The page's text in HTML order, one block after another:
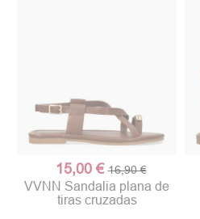
15,00 € 16,90 €
VVNN Sandalia plana de
tiras cruzadas